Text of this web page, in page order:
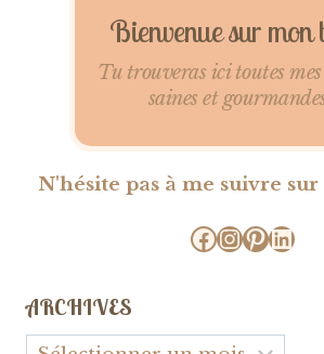
Bienvenue sur mon
Tu trouveras ici toutes mes
saines et
N'hésite pas à me suivre sur
Facebook
ARCHIVES
Archives